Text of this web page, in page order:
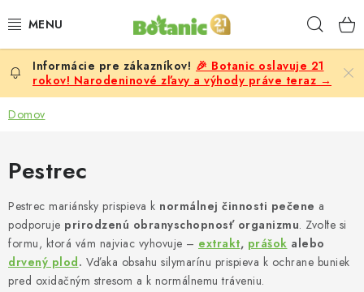
na
PREMIUM
DOPLNKY STRAVY
ZĽAVY, AKCIE
ZLOŽKY
🎉 Botanic oslavuje 21
rokov! Narodeninové zľavy a výhody práve teraz →
Domov
Pestrec
Pestrec mariánsky prispieva k normálnej činnosti pečene a
podporuje prirodzenú obranyschopnosť organizmu. Zvoľte si
formu, ktorá vám najviac vyhovuje – extrakt, prášok alebo
drvený plod. Vďaka obsahu silymarínu prispieva k ochrane buniek
pred oxidačným stresom a k normálnemu tráveniu.